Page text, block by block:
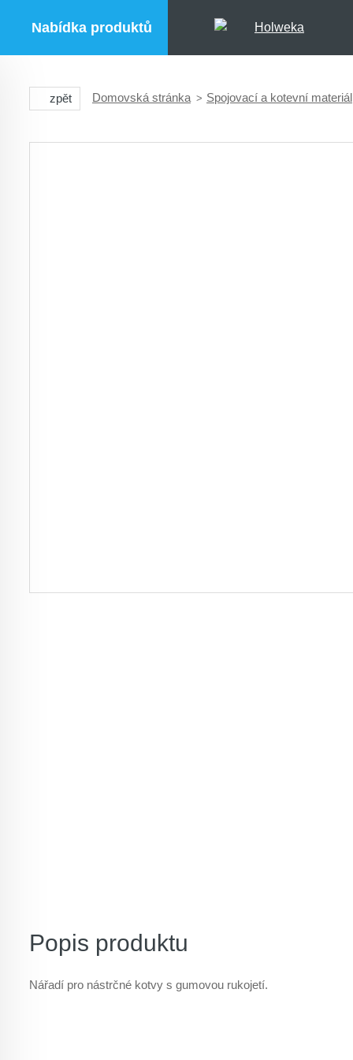
Nabídka produktů
zpět Domovská stránka Spojovací a kotevní materiál
Popis produktu
Nářadí pro nástrčné kotvy s gumovou rukojetí.